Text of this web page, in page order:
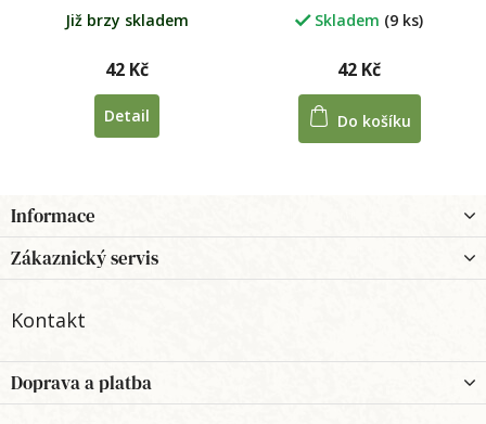
Již brzy skladem
42 Kč
Detail
Skladem (9 ks)
42 Kč
Do košíku
á
p
a
Informace
Zákaznický servis
Kontakt
Doprava a platba